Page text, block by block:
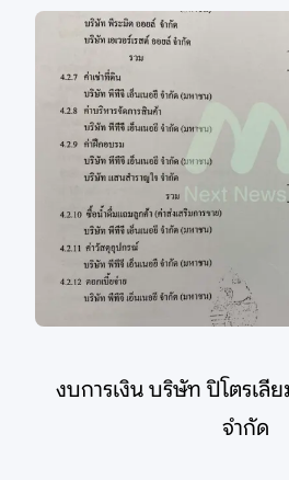
งบการเงิน บริษัท ปิโตรเลี
จำกัด